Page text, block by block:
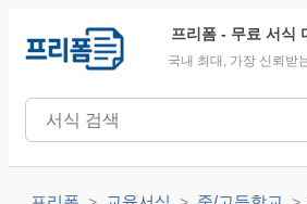
프리폼 - 무료 서식
국내 최대, 가장 신뢰받